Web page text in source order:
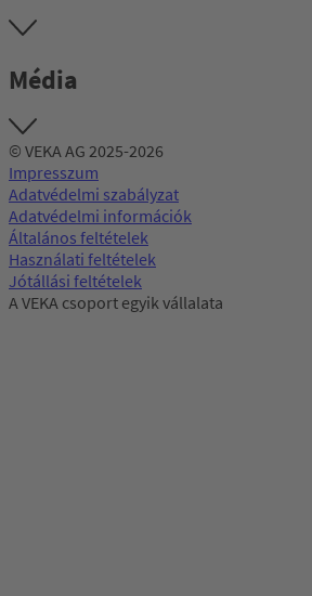
Média
© VEKA AG 2025-2026
Impresszum
Adatvédelmi szabályzat
Adatvédelmi információk
Általános feltételek
Használati feltételek
Jótállási feltételek
A VEKA csoport egyik vállalata